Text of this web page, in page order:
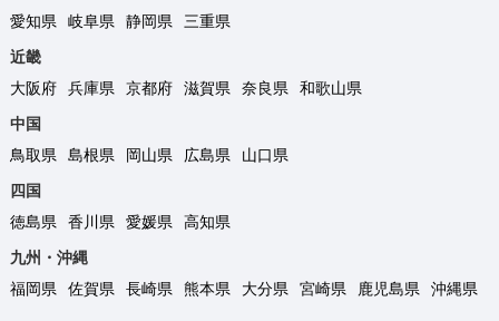
愛知県
岐阜県 静岡県
三重県
近畿
大阪府
兵庫県 京都府 滋賀県 奈良県
和歌山県
中国
鳥取県
島根県 岡山県 広島県
山口県
四国
徳島県
香川県 愛媛県
高知県
九州・沖縄
福岡県
佐賀県 長崎県 熊本県 大分県 宮崎県 鹿児島県 沖縄県